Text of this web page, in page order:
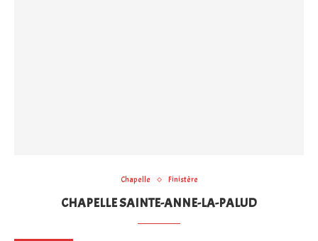
Chapelle Finistère
CHAPELLE SAINTE-ANNE-LA-PALUD